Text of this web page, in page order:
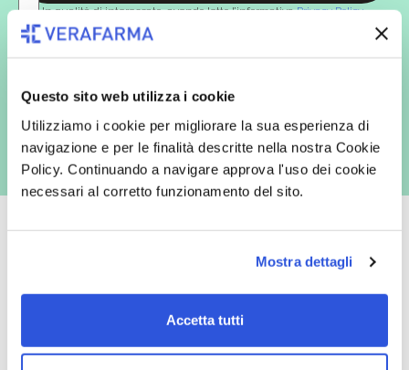
Questo sito web utilizza i cookie
Utilizziamo i cookie per migliorare la sua esperienza di
navigazione e per le finalità descritte nella nostra Cookie
Policy. Continuando a navigare approva l'uso dei cookie
necessari al corretto funzionamento del sito.
Mostra dettagli
Accetta tutti
In qualità di interessato, avendo letto l’informativaPrivacy Policy
redatta ai sensi del Regolamento EU 2016/679, acconsento
espressamente al trattamento dei miei dati personali per finalità
commerciali da parte di Verafarma, tra cui invio di comunicazioni
es. posta cartacea)
Catalogo prodotti ampio e completo
per soddisfare tutte le esigenze.
Con un acquisto minimo di 29.90 €
la spedizione la regaliamo noi.
Spedizioni in tutta Europa a 20€.